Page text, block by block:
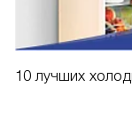
10 лучших